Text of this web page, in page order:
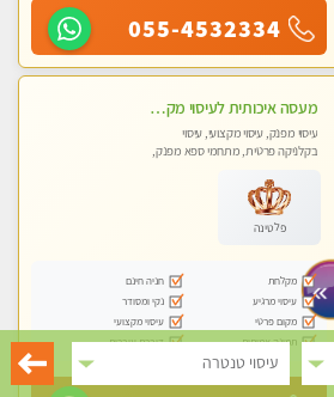
עיסוי טנטרה
055-4532334
מעסה איכותית לעיסוי מקצועי ומפנק לכל שרירי הגוף פרטי !!+אבנים חמות
עיסוי מפנק, עיסוי מקצועי, עיסוי
בקלניקה פרטית, מתחמי ספא מפנק,
פלטינה
מקלחת
חניה חינם
עיסוי מרגיע
נקי ומסודר
מקום פרטי
עיסוי מקצועי
תמונה אמיתית
דוברת עיברית